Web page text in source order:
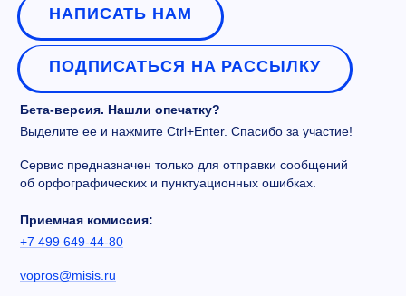
НАПИСАТЬ НАМ
ПОДПИСАТЬСЯ НА РАССЫЛКУ
Бета-версия. Нашли опечатку?
Выделите ее и нажмите Ctrl+Enter. Спасибо за участие!
Сервис предназначен только для отправки сообщений
об орфографических и пунктуационных ошибках.
Приемная комиссия:
+7 499 649-44-80
vopros@misis.ru